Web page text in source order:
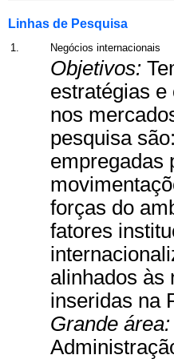
Linhas de Pesquisa
1. Negócios internacionais
Objetivos:
estratégias e
nos
pesquisa
empregadas
forças do
fatores
alinhados às
inseridas na
Grande área: